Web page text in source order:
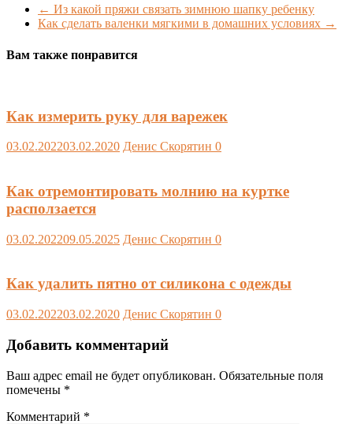
← Из какой пряжи связать зимнюю шапку ребенку
Как сделать валенки мягкими в домашних условиях →
Вам также понравится
Как измерить руку для варежек
03.02.202203.02.2020 Денис Скорятин 0
Как отремонтировать молнию на куртке
расползается
03.02.202209.05.2025 Денис Скорятин 0
Как удалить пятно от силикона с одежды
03.02.202203.02.2020 Денис Скорятин 0
Добавить комментарий
Ваш адрес email не будет опубликован. Обязательные поля
помечены *
Комментарий *